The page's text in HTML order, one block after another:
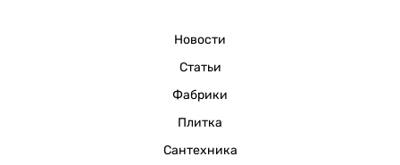
Новости
Статьи
Фабрики
Плитка
Сантехника